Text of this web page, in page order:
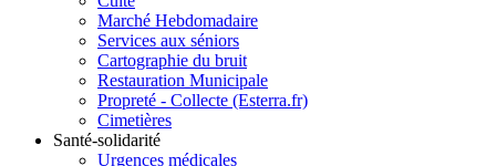
Marché Hebdomadaire
Services aux séniors
Cartographie du bruit
Restauration Municipale
Propreté - Collecte (Esterra.fr)
Cimetières
Santé-solidarité
Urgences médicales